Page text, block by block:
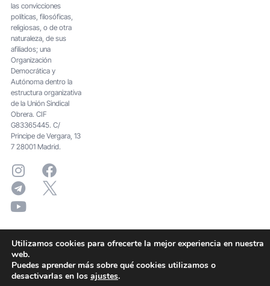
las convicciones
políticas, filosóficas,
religiosas, o de otra
naturaleza, de sus
afiliados; una
Organización
Democrática y
Autónoma dentro la
estructura organizativa
de la Unión Sindical
Obrera. CIF
G83365445. C/
Principe de Vergara, 13
7 28001 Madrid.
Utilizamos cookies para ofrecerte la mejor experiencia en nuestra
web.
Puedes aprender más sobre qué cookies utilizamos o
desactivarlas en los ajustes.